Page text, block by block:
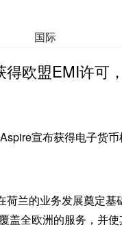
国际
欧盟EMI许可
宣布获得电子货
兰的业务发展奠定
盖全欧洲的服务，并